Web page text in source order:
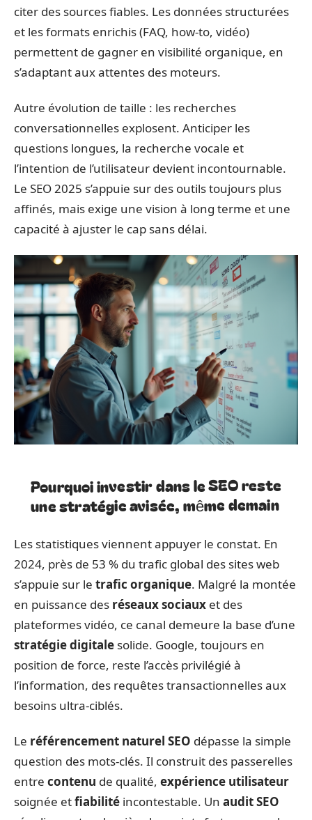
citer des sources fiables. Les données structurées
et les formats enrichis (FAQ, how-to, vidéo)
permettent de gagner en visibilité organique, en
s’adaptant aux attentes des moteurs.
Autre évolution de taille : les recherches
conversationnelles explosent. Anticiper les
questions longues, la recherche vocale et
l’intention de l’utilisateur devient incontournable.
Le SEO 2025 s’appuie sur des outils toujours plus
affinés, mais exige une vision à long terme et une
capacité à ajuster le cap sans délai.
Pourquoi investir dans le SEO reste
une stratégie avisée, même demain
Les statistiques viennent appuyer le constat. En
2024, près de 53 % du trafic global des sites web
s’appuie sur le trafic organique. Malgré la montée
en puissance des réseaux sociaux et des
plateformes vidéo, ce canal demeure la base d’une
stratégie digitale solide. Google, toujours en
position de force, reste l’accès privilégié à
l’information, des requêtes transactionnelles aux
besoins ultra-ciblés.
Le référencement naturel SEO dépasse la simple
question des mots-clés. Il construit des passerelles
entre contenu de qualité, expérience utilisateur
soignée etfiabilité incontestable. Un audit SEO